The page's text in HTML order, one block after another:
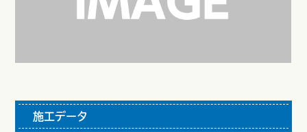
施工データ